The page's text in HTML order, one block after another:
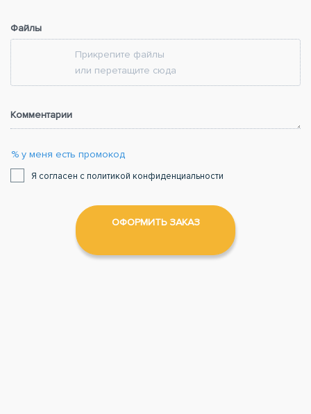
Файлы
Прикрепите файлы
или перетащите сюда
Комментарии
% у меня есть промокод
Я согласен с политикой конфиденциальности
ОФОРМИТЬ ЗАКАЗ